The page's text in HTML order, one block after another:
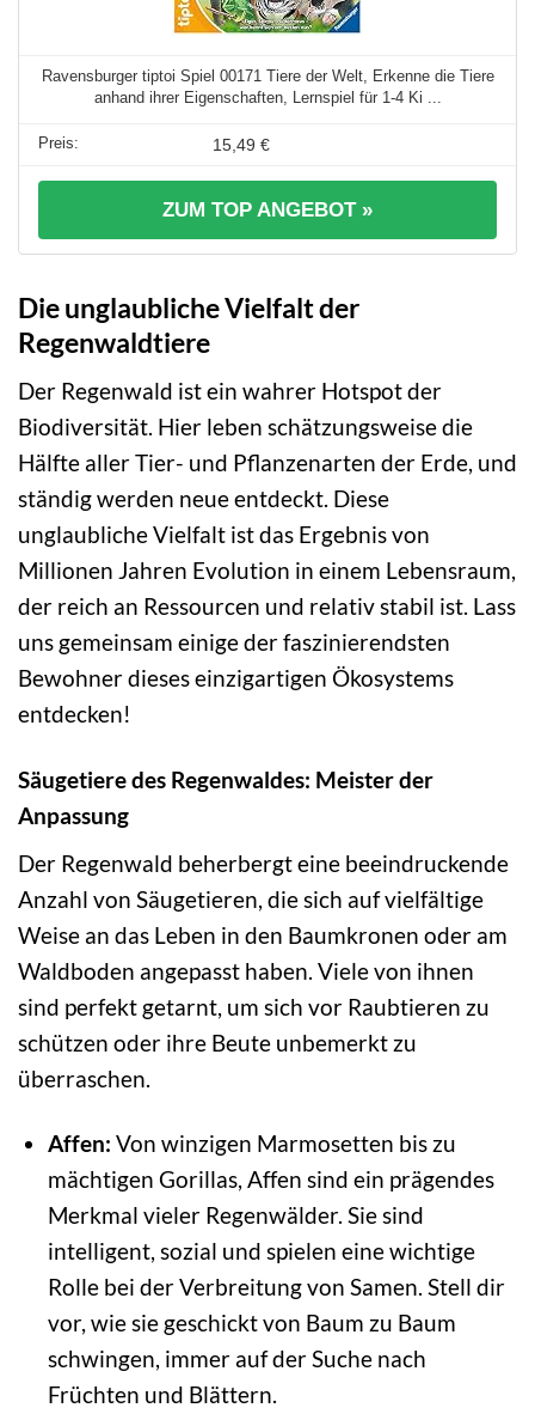
Ravensburger tiptoi Spiel 00171 Tiere der Welt, Erkenne die Tiere
anhand ihrer Eigenschaften, Lernspiel für 1-4 Ki ...
15,49 €
ZUM TOP ANGEBOT »
Die unglaubliche Vielfalt der
Regenwaldtiere
Der Regenwald ist ein wahrer Hotspot der
Biodiversität. Hier leben schätzungsweise die
Hälfte aller Tier- und Pflanzenarten der Erde, und
ständig werden neue entdeckt. Diese
unglaubliche Vielfalt ist das Ergebnis von
Millionen Jahren Evolution in einem Lebensraum,
der reich an Ressourcen und relativ stabil ist. Lass
uns gemeinsam einige der faszinierendsten
Bewohner dieses einzigartigen Ökosystems
entdecken!
Säugetiere des Regenwaldes: Meister der
Anpassung
Der Regenwald beherbergt eine beeindruckende
Anzahl von Säugetieren, die sich auf vielfältige
Weise an das Leben in den Baumkronen oder am
Waldboden angepasst haben. Viele von ihnen
sind perfekt getarnt, um sich vor Raubtieren zu
schützen oder ihre Beute unbemerkt zu
überraschen.
Affen: Von winzigen Marmosetten bis zu
mächtigen Gorillas, Affen sind ein prägendes
Merkmal vieler Regenwälder. Sie sind
intelligent, sozial und spielen eine wichtige
Rolle bei der Verbreitung von Samen. Stell dir
vor, wie sie geschickt von Baum zu Baum
schwingen, immer auf der Suche nach
Früchten und Blättern.